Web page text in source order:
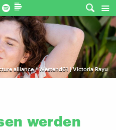
alliance / Westend61 | Victoria Rayu
werden